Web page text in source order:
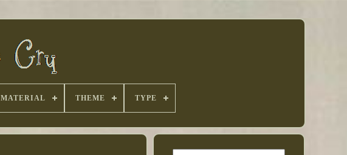
MATERIAL THEME TYPE